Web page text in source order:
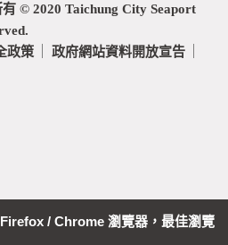
© 2020 Taichung City Seaport
政策
政府網站資料開放宣告
/ Chrome 瀏覽器，最佳瀏覽